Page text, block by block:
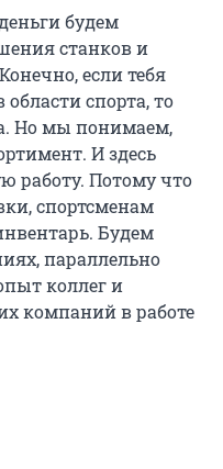
будем
станков и
если тебя
спорта, то
Но мы понимаем,
И здесь
работу. Потому что
спортсменам
Будем
параллельно
коллег и
компаний в работе